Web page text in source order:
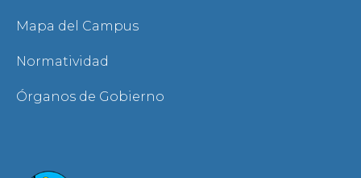
Mapa del Campus
Normatividad
Órganos de Gobierno